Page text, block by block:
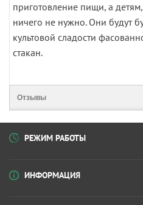
приготовление пищи, а
ничего не нужно. Они будут
культовой сладости
стакан.
Отзывы
РЕЖИМ РАБОТЫ
ИНФОРМАЦИЯ